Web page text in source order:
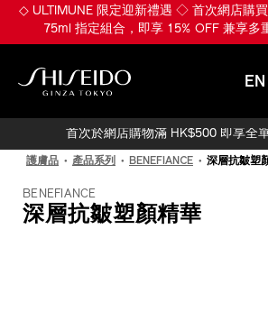
◇ ULTIMUNE 限定迎新禮遇 ◇ 首次網店購
75ml 指定組合，即享 15% OFF 兼享多
EN
首次於網店購物滿 HK$500 即享全
護膚品 產品系列 BENEFIANCE 深層抗皺塑
BENEFIANCE
深層抗皺塑顏精華